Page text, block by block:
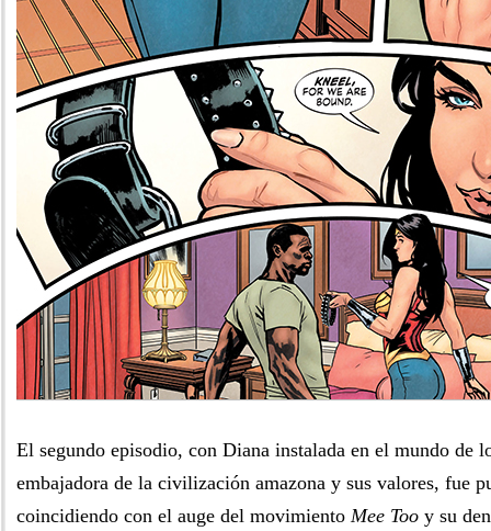
El segundo episodio, con Diana instalada en el mundo de
embajadora de la civilización amazona y sus valores, fue
coincidiendo con el auge del movimiento Mee Too y su